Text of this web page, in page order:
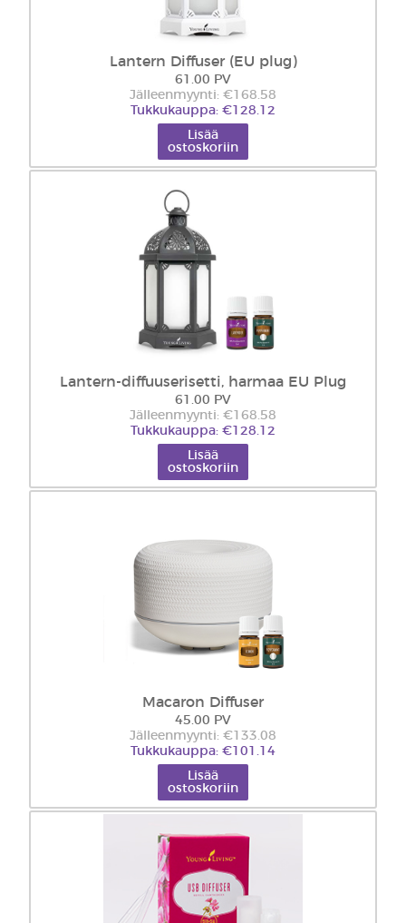
Lantern Diffuser (EU plug)
61.00 PV
Jälleenmyynti: €168.58
Tukkukauppa: €128.12
Lisää
ostoskoriin
Lantern-diffuuserisetti, harmaa EU Plug
61.00 PV
Jälleenmyynti: €168.58
Tukkukauppa: €128.12
Lisää
ostoskoriin
Macaron Diffuser
45.00 PV
Jälleenmyynti: €133.08
Tukkukauppa: €101.14
Lisää
ostoskoriin